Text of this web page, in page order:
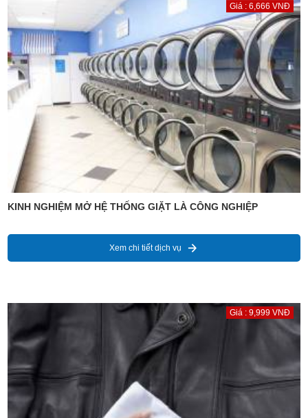
Giá : 6,666 VNĐ
KINH NGHIỆM MỞ HỆ THỐNG GIẶT LÀ CÔNG NGHIỆP
Xem chi tiết dịch vụ
Giá : 9,999 VNĐ